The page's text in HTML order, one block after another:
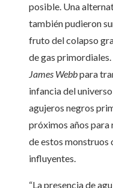
posible. Una
también pudieron
fruto del colapso
de gas
James Webbpara
infancia del
agujeros negros
próximos años
de estos monstruos
influyentes.
“La presencia de